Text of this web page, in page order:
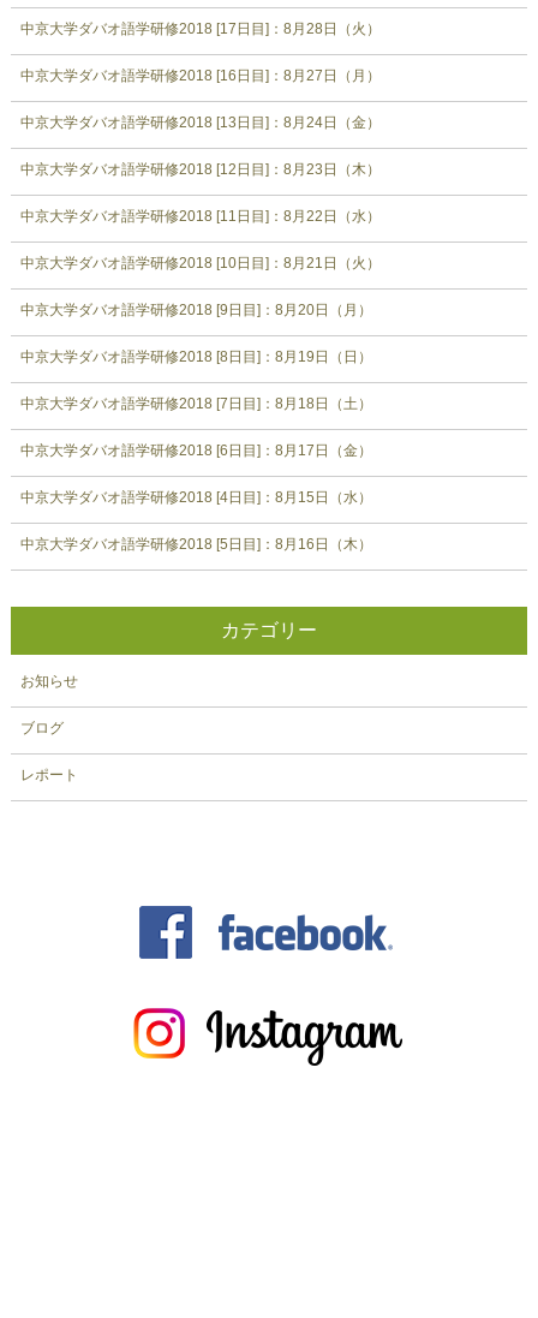
中京大学ダバオ語学研修2018 [17日目]：8月28日（火）
中京大学ダバオ語学研修2018 [16日目]：8月27日（月）
中京大学ダバオ語学研修2018 [13日目]：8月24日（金）
中京大学ダバオ語学研修2018 [12日目]：8月23日（木）
中京大学ダバオ語学研修2018 [11日目]：8月22日（水）
中京大学ダバオ語学研修2018 [10日目]：8月21日（火）
中京大学ダバオ語学研修2018 [9日目]：8月20日（月）
中京大学ダバオ語学研修2018 [8日目]：8月19日（日）
中京大学ダバオ語学研修2018 [7日目]：8月18日（土）
中京大学ダバオ語学研修2018 [6日目]：8月17日（金）
中京大学ダバオ語学研修2018 [4日目]：8月15日（水）
中京大学ダバオ語学研修2018 [5日目]：8月16日（木）
カテゴリー
お知らせ
ブログ
レポート